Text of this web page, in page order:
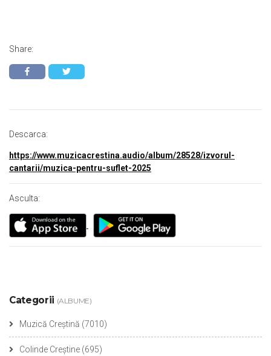
Share:
Descarca:
https://www.muzicacrestina.audio/album/28528/izvorul-
cantarii/muzica-pentru-suflet-2025
Asculta:
Categorii (ALBUME)
Muzică Creștină (7010)
Colinde Creștine (695)